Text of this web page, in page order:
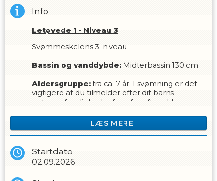
Info
Letøvede 1 - Niveau 3
Svømmeskolens 3. niveau
Bassin og vanddybde: Midterbassin 130 cm
Aldersgruppe: fra ca. 7 år. I svømning er det
vigtigere at du tilmelder efter dit barns
svømmefærdigheder fremfor efter alderen.
Holdet er for børn der har gået på enten
"Begynder 2”, eller på anden vis har tilegnet sig
de færdigheder som er beskrevet for den
holdtype. (Hvis du er blevet anbefalet dette
hold, har du opnået færdighederne).
LÆS MERE
Startdato
02.09.2026